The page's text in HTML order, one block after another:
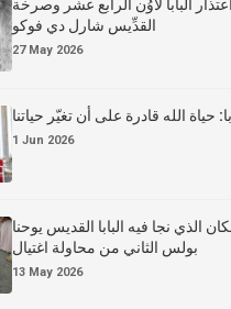
البابا لاوُن الرابع عشر وصرخة
القدِّيس شارل دي فوكو
27 May 2026
حياة الله قادرة على أن تغيّر حياتنا
1 Jun 2026
الذي نجا فيه البابا القديس يوحنا
بولس الثاني من محاولة اغتيال
13 May 2026